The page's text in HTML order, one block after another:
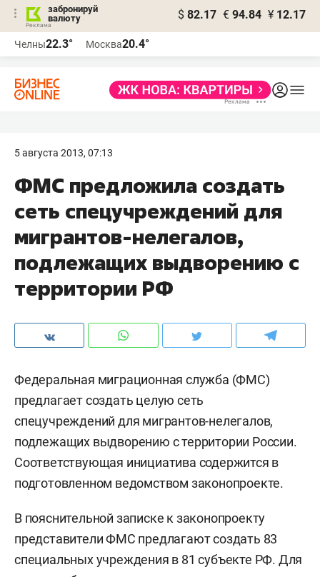
забронируй
валюту
$ 82.17 € 94.84 ¥ 12.17
Челны22.3° Москва20.4°
5 августа 2013, 07:13
ФМС предложила создать
сеть спецучреждений для
мигрантов-нелегалов,
подлежащих выдворению с
территории РФ
Федеральная миграционная служба (ФМС)
предлагает создать целую сеть
спецучреждений для мигрантов-нелегалов,
подлежащих выдворению с территории России.
Соответствующая инициатива содержится в
подготовленном ведомством законопроекте.
В пояснительной записке к законопроекту
представители ФМС предлагают создать 83
специальных учреждения в 81 субъекте РФ. Для